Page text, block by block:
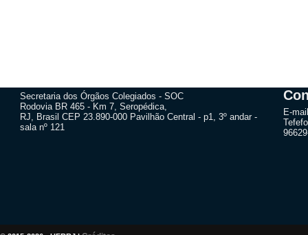
Secretaria dos Órgãos Colegiados - SOC
Rodovia BR 465 - Km 7, Seropédica,
RJ, Brasil CEP 23.890-000 Pavilhão Central - p1, 3º andar -
sala nº 121
E-